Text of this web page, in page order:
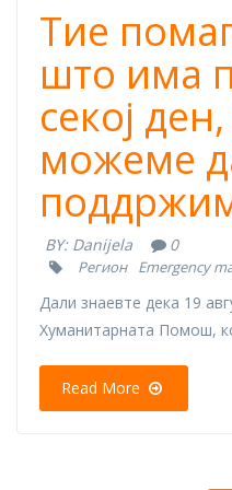
Тие
што има
секој
можеме
BY: Danijela 0
Регион Emergency
Дали знаевте дека 19
Хуманитарната Помош,
Read More